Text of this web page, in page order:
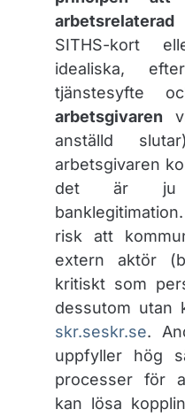
SITHS-kort
idealiska,
tjänstesyfte
arbetsgivaren
anställd
arbetsgivaren
det är ju
risk att
extern aktör
kritiskt som
dessutom utan
skr.seskr.se.
uppfyller hög
processer för
kan lösa